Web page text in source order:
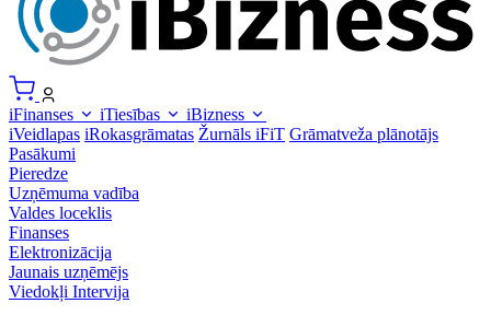
iFinanses iTiesības
iBizness
iVeidlapas iRokasgrāmatas Žurnāls iFiT Grāmatveža plānotājs
Pasākumi
Pieredze
Uzņēmuma vadība
Valdes loceklis
Finanses
Elektronizācija
Jaunais uzņēmējs
Viedokļi Intervija